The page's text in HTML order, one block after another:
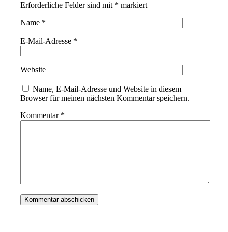
Erforderliche Felder sind mit * markiert
Name *
E-Mail-Adresse *
Website
Name, E-Mail-Adresse und Website in diesem
Browser für meinen nächsten Kommentar speichern.
Kommentar *